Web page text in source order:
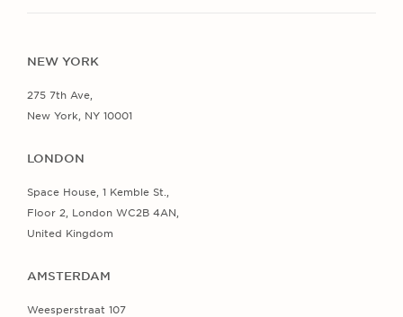
NEW YORK
275 7th Ave,
New York, NY 10001
LONDON
Space House, 1 Kemble St.,
Floor 2, London WC2B 4AN,
United Kingdom
AMSTERDAM
Weesperstraat 107